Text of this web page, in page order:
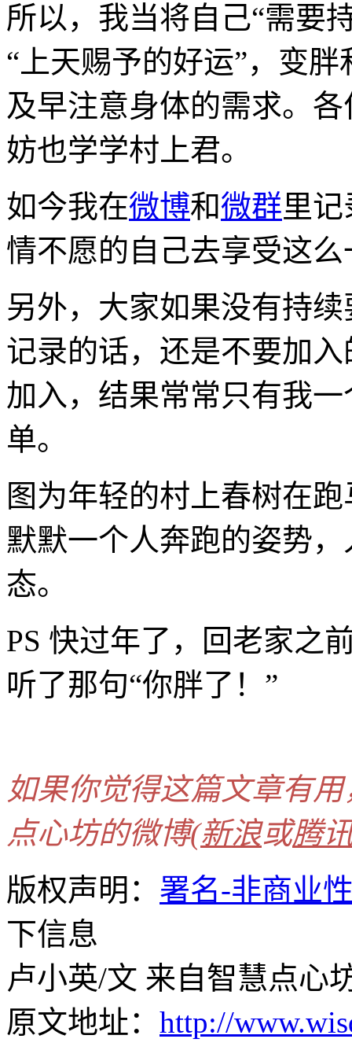
所以，我当将自己“需要
“上天赐予的好运”，变
及早注意身体的需求。
妨也学学村上君。
如今我在微博和微群里
情不愿的自己去享受这
另外，大家如果没有持
记录的话，还是不要加
加入，结果常常只有我
单。
图为年轻的村上春树在
默默一个人奔跑的姿势
态。
PS 快过年了，回老家之
听了那句“你胖了！”
如果你觉得这篇文章有
点心坊的微博(新浪或腾
版权声明： 署名-非商业
下信息
卢小英/文 来自智慧点心
原文地址： http://